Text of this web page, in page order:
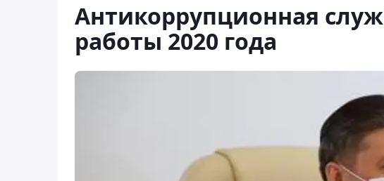
Антикоррупционная
работы 2020 года